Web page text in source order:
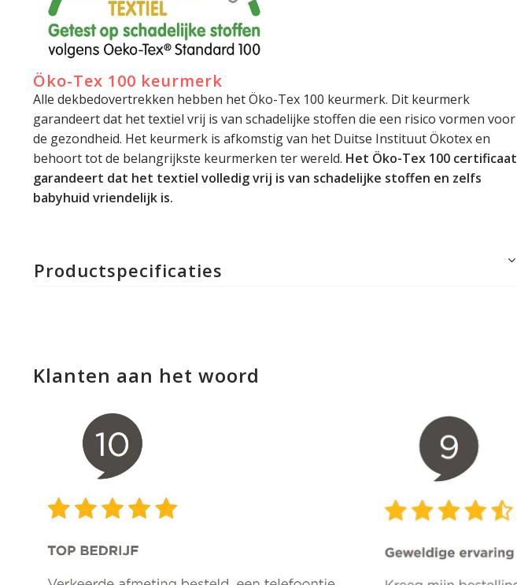
Öko-Tex 100 keurmerk
Alle dekbedovertrekken hebben het Öko-Tex 100 keurmerk. Dit keurmerk
garandeert dat het textiel vrij is van schadelijke stoffen die een risico vormen voor
de gezondheid. Het keurmerk is afkomstig van het Duitse Instituut Ökotex en
behoort tot de belangrijkste keurmerken ter wereld. Het Öko-Tex 100 certificaat
garandeert dat het textiel volledig vrij is van schadelijke stoffen en zelfs
babyhuid vriendelijk is.
Productspecificaties
Klanten aan het woord